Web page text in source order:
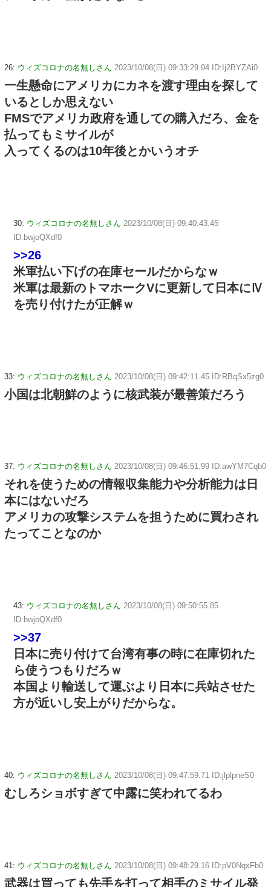
26: ウィズコロナの名無しさん 2023/10/08(日) 09:33:29.94 ID:Ij2BYZAi0
一生懸命にアメリカにカネを渡す理由を探して
いるとしか思えない
FMSでアメリカ政府を通しての購入だろ、金を
払ってもミサイルが
入ってくるのは10年後とかいうオチ
30: ウィズコロナの名無しさん 2023/10/08(日) 09:40:43.45
ID:bwjoQXdf0
>>26
米軍払い下げの在庫セールだからなｗ
米軍は最新のトマホークVに更新して日本にⅣ
を売り付けたが正解ｗ
33: ウィズコロナの名無しさん 2023/10/08(日) 09:42:11.45 ID:RBqSx5zg0
小国は北朝鮮のように核武装が最善策だろう
37: ウィズコロナの名無しさん 2023/10/08(日) 09:46:51.99 ID:awYM7Cqb0
それを使うための情報収集能力や分析能力は日
本にはないだろ
アメリカの攻撃システムを担うために買わされ
たってことなのか
43: ウィズコロナの名無しさん 2023/10/08(日) 09:50:55.85
ID:bwjoQXdf0
>>37
日本に売り付けて台湾有事の時に在庫切れた
ら使うつもりだろｗ
本国より輸送して運ぶより日本に兵站させた
方が近いし安上がりだからな。
40: ウィズコロナの名無しさん 2023/10/08(日) 09:47:59.71 ID:jlplpneS0
むしろショボすぎて中露に笑われてるわ
41: ウィズコロナの名無しさん 2023/10/08(日) 09:48:29.16 ID:pV0NqxFb0
武器は買っても先手を打って相手のミサイル発